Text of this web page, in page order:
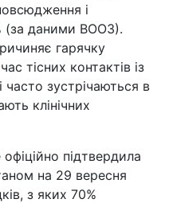
і
(за даними ВООЗ).
гарячку
тісних контактів із
зустрічаються в
клінічних
підтвердила
на 29 вересня
з яких 70%